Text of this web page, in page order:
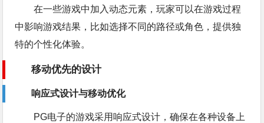
在一些游戏中加入动态元素，玩家可以在游戏过程
中影响游戏结果，比如选择不同的路径或角色，提供独
特的个性化体验。
移动优先的设计
响应式设计与移动优化
PG电子的游戏采用响应式设计，确保在各种设备上